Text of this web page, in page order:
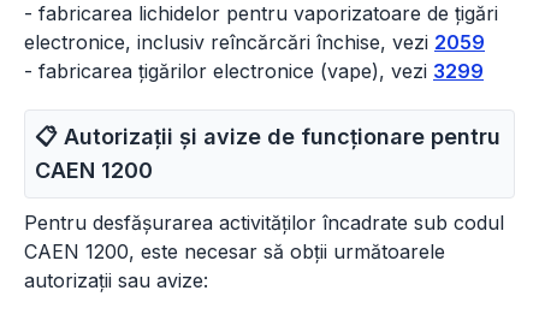
- fabricarea lichidelor pentru vaporizatoare de țigări
electronice, inclusiv reîncărcări închise, vezi 2059
- fabricarea țigărilor electronice (vape), vezi 3299
📋 Autorizații și avize de funcționare pentru
CAEN 1200
Pentru desfășurarea activităților încadrate sub codul
CAEN 1200, este necesar să obții următoarele
autorizații sau avize: